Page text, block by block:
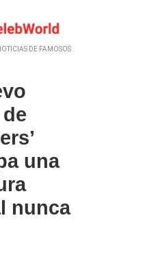
DE FAMOSOS
una
nunca